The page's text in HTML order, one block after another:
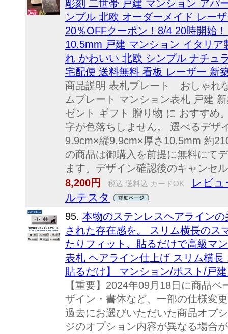
彫刻 二世帯 戸建 マンション アパ
ンプル 北欧 オーダーメイド レー
20％OFFクーポン！8/4 20時開始
10.5mm 戸建 マンション イタリ
れ かわいい 北欧 シンプル ナチュ
宅配便 送料無料 看板 レーザー 新
商品説明 表札プレート おしゃれ
ムプレート マンション表札 戸建
ゼント ギフト 贈り物 に おすすめ
字が色落ちしません。 選べるデザ
9.9cm×縦9.9cm×厚さ10.5mm 約
の商品は御購入を前提に無料にて
ます。デザイン確認後のキャンセ
8,200円
税込 送料込 カードOK
レビュ
ルテスタ
95. 本物のステンレスヘアライン
された存在感を。 スリム横長のス
たりフィット、貼るだけで高級マ
表札 ヘアライン仕上げ スリム横
貼るだけ】 マンション/ポスト/戸
【重要】2024年09月18日に商品
ザイン・書体など、一部の仕様変
過去にお選びいただいた商品オ
ジのオプション内容が異なる場合